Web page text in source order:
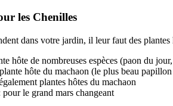
les Chenilles
dans votre jardin, il leur faut des plantes
hôte de nombreuses espèces (paon du
hôte du machaon (le plus beau
plantes hôtes du machaon
pour le grand mars changeant